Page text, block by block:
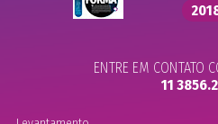
ENTRE EM CONTATO
11